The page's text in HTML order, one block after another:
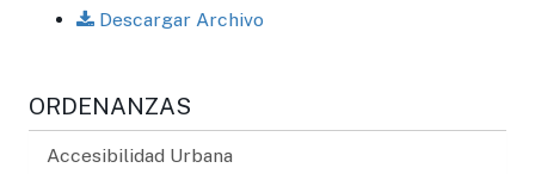
Descargar Archivo
ORDENANZAS
Accesibilidad Urbana